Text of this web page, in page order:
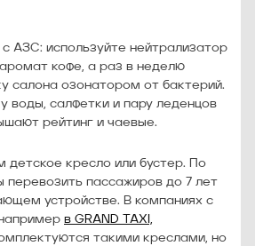
с АЗС: используйте нейтрализатор
кофе, а раз в неделю
салона озонатором от бактерий.
воды, салфетки и пару леденцов
рейтинг и чаевые.
детское кресло или бустер. По
перевозить пассажиров до 7 лет
устройстве. В компаниях с
в GRAND TAXI,
такими креслами, но